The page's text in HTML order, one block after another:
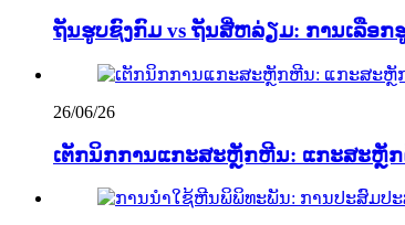
ຖັນຮູບຊົງກົມ vs ຖັນສີ່ຫລ່ຽມ: ການເລືອກ
26/06/26
ເຕັກນິກການແກະສະຫຼັກຫີນ: ແກະສະຫຼັກ